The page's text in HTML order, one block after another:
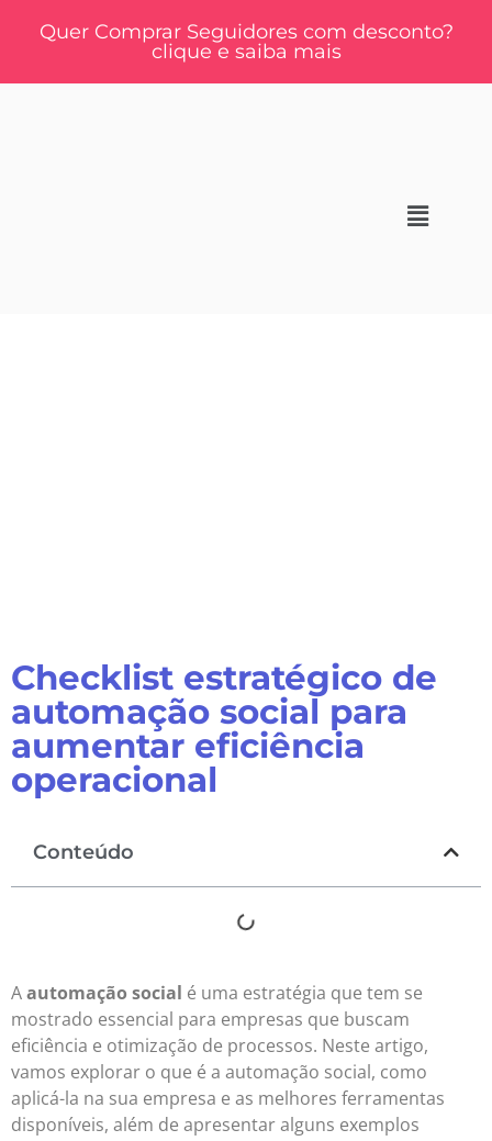
Quer Comprar Seguidores com desconto?
clique e saiba mais
Checklist estratégico de
automação social para
aumentar eficiência
operacional
Conteúdo
Aautomação social é uma estratégia que tem se
mostrado essencial para empresas que buscam
eficiência e otimização de processos. Neste artigo,
vamos explorar o que é a automação social, como
aplicá-la na sua empresa e as melhores ferramentas
disponíveis, além de apresentar alguns exemplos